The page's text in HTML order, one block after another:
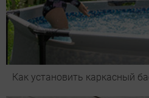
Как установить каркасный